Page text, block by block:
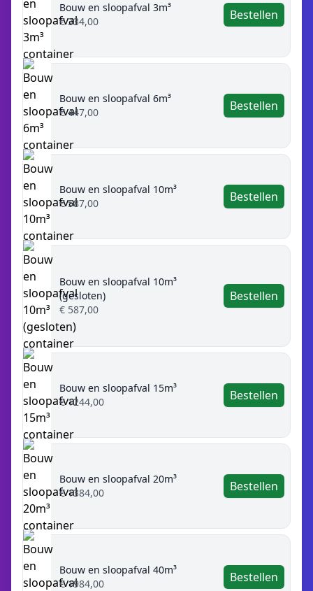
Bouw en sloopafval 3m³
€ 334,00
Bestellen
Bouw en sloopafval 6m³
€ 447,00
Bestellen
Bouw en sloopafval 10m³
€ 587,00
Bestellen
Bouw en sloopafval 10m³
(gesloten)
€ 587,00
Bestellen
Bouw en sloopafval 15m³
€ 1244,00
Bestellen
Bouw en sloopafval 20m³
€ 1384,00
Bestellen
Bouw en sloopafval 40m³
€ 1984,00
Bestellen